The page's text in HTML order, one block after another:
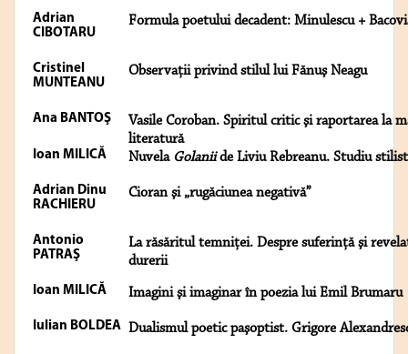
Adrian
CIBOTARU
Formula poetului decadent: Minulescu +
Cristinel
MUNTEANU
Observaţii privind stilul lui Fănuş Neagu
Ana BANTOŞ
Vasile Coroban. Spiritul critic şi raportarea la
literatură
Ioan MILICĂ Nuvela Golaniide Liviu Rebreanu. Studiu
Adrian Dinu
RACHIERU
Cioran şi „rugăciunea negativă”
Antonio
PATRAŞ
La răsăritul temniţei. Despre suferinţă şi
durerii
Ioan MILICĂ Imagini şi imaginar în poezia lui Emil Brumaru
Iulian BOLDEA Dualismul poetic paşoptist. Grigore